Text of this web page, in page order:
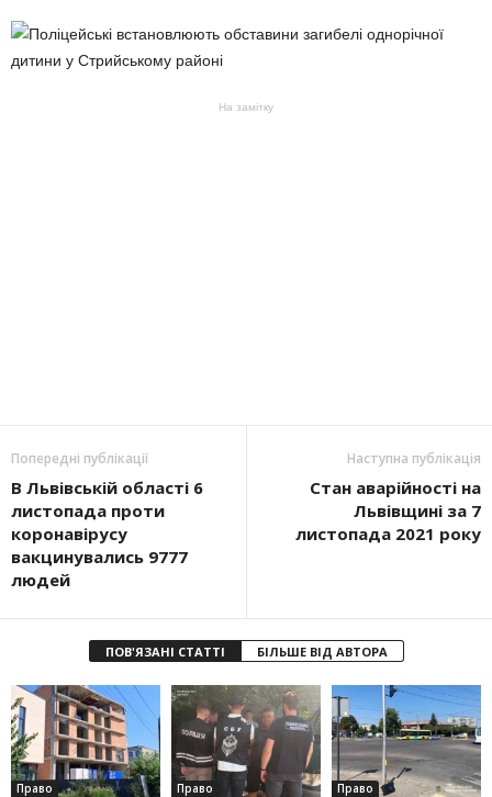
На замітку
Попередні публікації
В Львівській області 6
листопада проти
коронавірусу
вакцинувались 9777
людей
Наступна публікація
Стан аварійності на
Львівщині за 7
листопада 2021 року
ПОВ'ЯЗАНІ СТАТТІ БІЛЬШЕ ВІД АВТОРА
Право Право Право